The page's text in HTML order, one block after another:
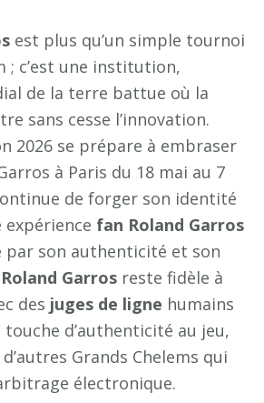
est plus qu’un simple tournoi
; c’est une institution,
de la terre battue où la
sans cesse l’innovation.
2026 se prépare à embraser
à Paris du 18 mai au 7
de forger son identité
expérience fan Roland Garros
par son authenticité et son
Roland Garros reste fidèle à
des juges de ligne humains
d’authenticité au jeu,
Grands Chelems qui
électronique.